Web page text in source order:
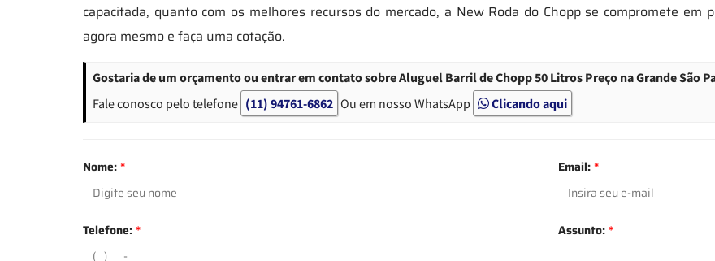
capacitada, quanto com os melhores recursos do mercado, a New Roda do Chopp se compromete
agora mesmo e faça uma cotação.
Gostaria de um orçamento ou entrar em contato sobre Aluguel Barril de Chopp 50 Litros Preço na Grande São
Fale conosco pelo telefone (11) 94761-6862 Ou em nosso WhatsApp Clicando aqui
Nome:* Email:*
Telefone:* Assunto:*